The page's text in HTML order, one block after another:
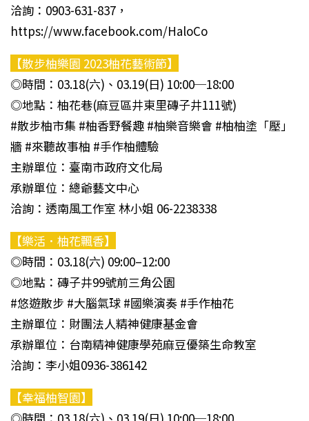
洽詢：0903-631-837，
https://www.facebook.com/HaloCo
【散步柚樂園 2023柚花藝術節】
◎時間：03.18(六)、03.19(日) 10:00─18:00
◎地點：柚花巷(麻豆區井東里磚子井111號)
#散步柚市集 #柚香野餐趣 #柚樂音樂會 #柚柚塗「壓」
牆 #來聽故事柚 #手作柚體驗
主辦單位：臺南市政府文化局
承辦單位：總爺藝文中心
洽詢：透南風工作室 林小姐 06-2238338
【樂活．柚花飄香】
◎時間：03.18(六) 09:00–12:00
◎地點：磚子井99號前三角公園
#悠遊散步 #大腦氣球 #國樂演奏 #手作柚花
主辦單位：財團法人精神健康基金會
承辦單位：台南精神健康學苑麻豆優築生命教室
洽詢：李小姐0936-386142
【幸福柚智園】